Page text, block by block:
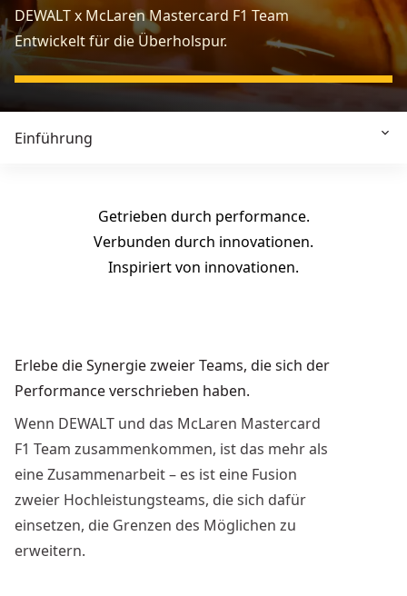
DEWALT x McLaren Mastercard F1 Team
Entwickelt für die Überholspur.​
Einführung
Getrieben durch performance.
Verbunden durch innovationen.
Inspiriert von innovationen.
Erlebe die Synergie zweier Teams, die sich der
Performance verschrieben haben.
Wenn DEWALT und das McLaren Mastercard
F1 Team zusammenkommen, ist das mehr als
eine Zusammenarbeit – es ist eine Fusion
zweier Hochleistungsteams, die sich dafür
einsetzen, die Grenzen des Möglichen zu
erweitern.